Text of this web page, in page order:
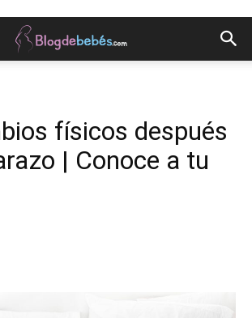
físicos después
| Conoce a tu